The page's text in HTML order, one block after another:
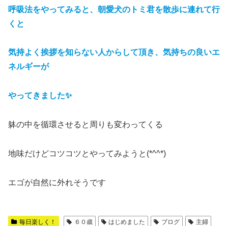
呼吸法をやってみると、朝愛犬のトミ君を散歩に連れて行
くと
気持よく挨拶を知らない人からして頂き、気持ちの良いエ
ネルギーが
やってきました✨
躰の中を循環させると周りも変わってくる
地味だけどコツコツとやってみようと(*^^*)
エゴが自然に外れそうです
毎日楽しく！ ６０歳 はじめました ブログ
主婦